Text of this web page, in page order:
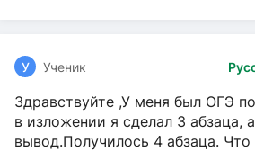
У Ученик
Здравствуйте ,У меня был ОГЭ
в изложении я сделал 3 абзаца,
вывод.Получилось 4 абзаца. Что